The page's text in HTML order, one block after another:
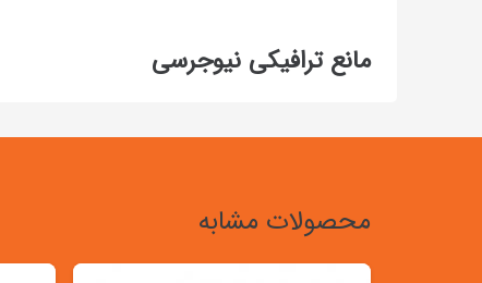
مانع ترافیکی نیوجرسی
محصولات مشابه